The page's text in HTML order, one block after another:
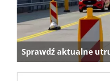
Sprawdź aktualne